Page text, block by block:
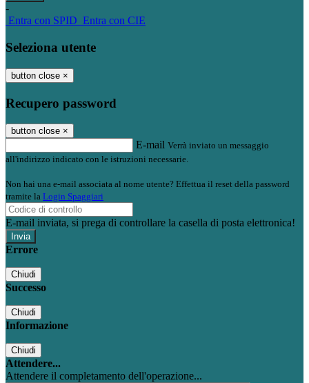
-
Entra con SPID Entra con CIE
Seleziona utente
button close ×
Recupero password
button close ×
E-mail Verrà inviato un messaggio
all'indirizzo indicato con le istruzioni necessarie.
Non hai una e-mail associata al nome utente? Effettua il reset della password
tramite la Login Spaggiari
E-mail inviata, si prega di controllare la casella di posta elettronica!
Errore
Chiudi
Successo
Chiudi
Informazione
Chiudi
Attendere...
Attendere il completamento dell'operazione...